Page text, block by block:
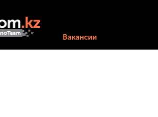
Вакансии